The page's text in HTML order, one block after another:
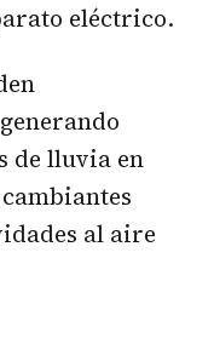
eléctrico.
de lluvia en
al aire